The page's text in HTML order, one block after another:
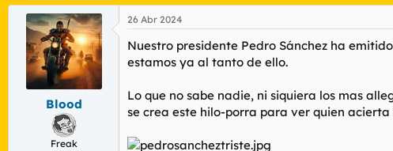
Blood
Freak
26 Abr 2024
Nuestro presidente Pedro Sánchez ha
estamos ya al tanto de ello.
Lo que no sabe nadie, ni siquiera los mas
se crea este hilo-porra para ver quien